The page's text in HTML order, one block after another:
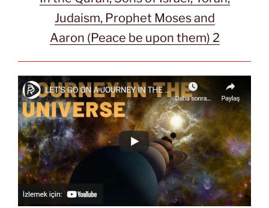
Judaism, Prophet Moses and
Aaron (Peace be upon them) 2